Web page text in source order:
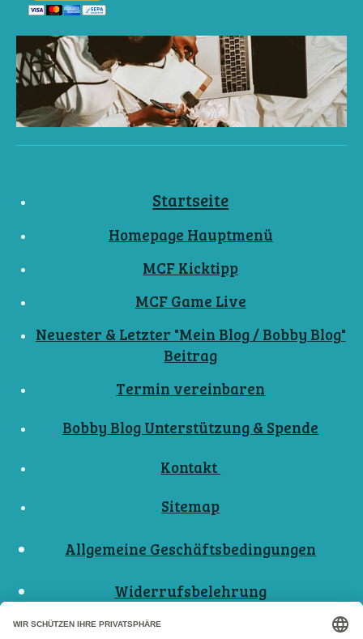
Startseite
Homepage Hauptmenü
MCF Kicktipp
MCF Game Live
Neuester & Letzter "Mein Blog / Bobby Blog"
Beitrag
Termin vereinbaren
Bobby Blog Unterstützung & Spende
Kontakt
Sitemap
Allgemeine Geschäftsbedingungen
Widerrufsbelehrung
Nutzungsbedingungen